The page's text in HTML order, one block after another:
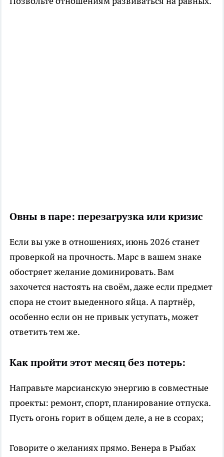
Овны в паре: перезагрузка или кризис
Если вы уже в отношениях, июнь 2026 станет
проверкой на прочность. Марс в вашем знаке
обостряет желание доминировать. Вам
захочется настоять на своём, даже если предмет
спора не стоит выеденного яйца. А партнёр,
особенно если он не привык уступать, может
ответить тем же.
Как пройти этот месяц без потерь:
Направьте марсианскую энергию в совместные
проекты: ремонт, спорт, планирование отпуска.
Пусть огонь горит в общем деле, а не в ссорах;
Говорите о желаниях прямо. Венера в Рыбах